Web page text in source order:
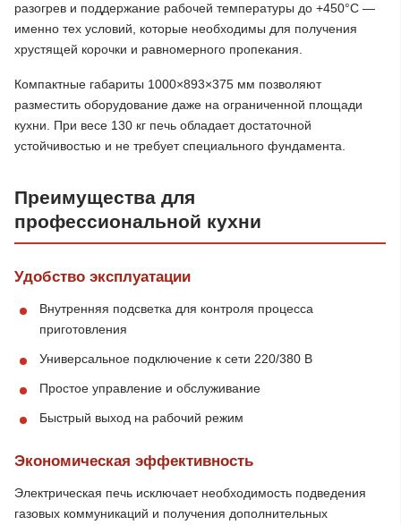
разогрев и поддержание рабочей температуры до +450°C —
именно тех условий, которые необходимы для получения
хрустящей корочки и равномерного пропекания.
Компактные габариты 1000×893×375 мм позволяют
разместить оборудование даже на ограниченной площади
кухни. При весе 130 кг печь обладает достаточной
устойчивостью и не требует специального фундамента.
Преимущества для
профессиональной кухни
Удобство эксплуатации
Внутренняя подсветка для контроля процесса
приготовления
Универсальное подключение к сети 220/380 В
Простое управление и обслуживание
Быстрый выход на рабочий режим
Экономическая эффективность
Электрическая печь исключает необходимость подведения
газовых коммуникаций и получения дополнительных